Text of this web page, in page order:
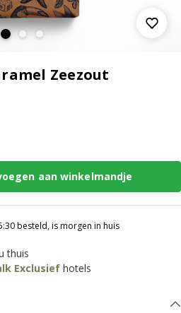
Zeezout
aan winkelmandje
besteld, is morgen in huis
thuis
Exclusief hotels